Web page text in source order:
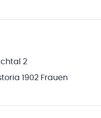
2
1902 Frauen